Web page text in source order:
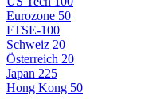
Eurozone 50
FTSE-100
Schweiz 20
Österreich 20
Japan 225
Hong Kong 50